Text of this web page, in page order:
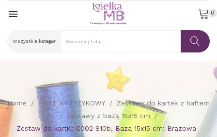
 0
Home HAFT KRZYŻYKOWY
Zestawy do kartek z haftem
Zestawy z bazą 15x15 cm
Zestaw do kartki: C002 S10b, Baza 15x15 cm: Brązowa